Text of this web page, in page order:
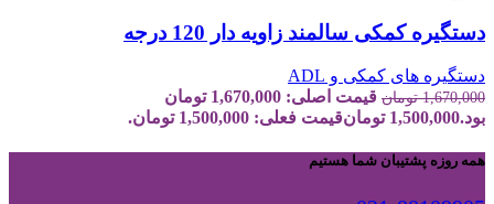
دستگیره کمکی سالمند زاویه دار 120 درجه
دستگیره های کمکی و ADL
1,670,000 تومان
قیمت اصلی: 1,670,000 تومان
بود.1,500,000 تومانقیمت فعلی: 1,500,000 تومان.
همه روزه پشتیبان شما هستیم